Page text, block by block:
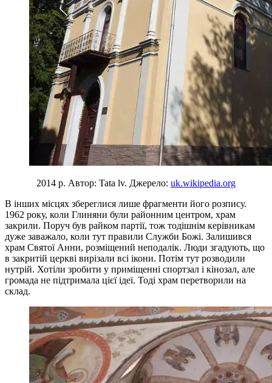
2014 р. Автор: Tata lv. Джерело: uk.wikipedia.org
В інших місцях збереглися лише фрагменти його розпису.
1962 року, коли Глиняни були районним центром, храм
закрили. Поруч був райком партії, тож тодішнім керівникам
дуже заважало, коли тут правили Служби Божі. Залишився
храм Святої Анни, розміщений неподалік. Люди згадують, що
в закритій церкві вирізали всі ікони. Потім тут розводили
нутрій. Хотіли зробити у приміщенні спортзал і кінозал, але
громада не підтримала цієї ідеї. Тоді храм перетворили на
склад.